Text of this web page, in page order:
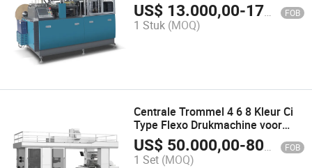
US$ 13.000,00-17.000,00 FOB
1 Stuk (MOQ)
Centrale Trommel 4 6 8 Kleur Ci
Type Flexo Drukmachine voor
Plastic Film en Papier
US$ 50.000,00-80.000,00 FOB
1 Set (MOQ)